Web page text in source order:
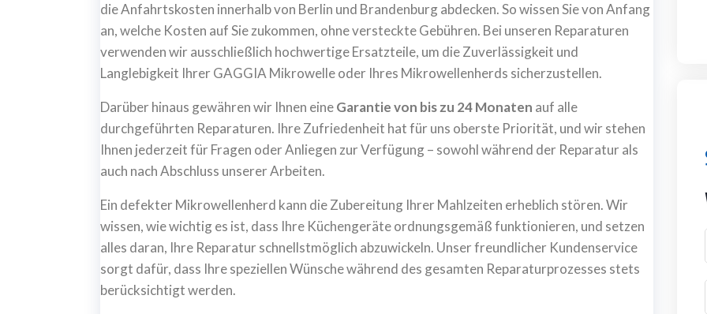
die Anfahrtskosten innerhalb von Berlin und Brandenburg abdecken. So wissen Sie von Anfang
an, welche Kosten auf Sie zukommen, ohne versteckte Gebühren. Bei unseren Reparaturen
verwenden wir ausschließlich hochwertige Ersatzteile, um die Zuverlässigkeit und
Langlebigkeit Ihrer GAGGIA Mikrowelle oder Ihres Mikrowellenherds sicherzustellen.
Darüber hinaus gewähren wir Ihnen eineGarantie von bis zu 24 Monaten auf alle
durchgeführten Reparaturen. Ihre Zufriedenheit hat für uns oberste Priorität, und wir stehen
Ihnen jederzeit für Fragen oder Anliegen zur Verfügung – sowohl während der Reparatur als
auch nach Abschluss unserer Arbeiten.
Ein defekter Mikrowellenherd kann die Zubereitung Ihrer Mahlzeiten erheblich stören. Wir
wissen, wie wichtig es ist, dass Ihre Küchengeräte ordnungsgemäß funktionieren, und setzen
alles daran, Ihre Reparatur schnellstmöglich abzuwickeln. Unser freundlicher Kundenservice
sorgt dafür, dass Ihre speziellen Wünsche während des gesamten Reparaturprozesses stets
berücksichtigt werden.